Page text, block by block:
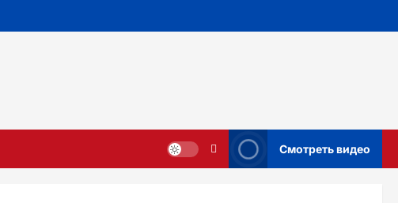
Смотреть видео